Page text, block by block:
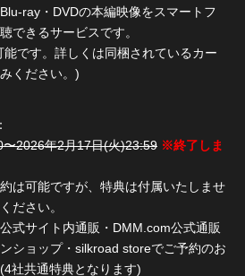
ray・DVDの本編映像をスマートフ
できるサービスです。
です。詳しくは同梱されているカー
ください。)
2026年2月17日(火)23:59 ※終了しま
は可能ですが、特典は付属いたしませ
ださい。
式サイト内通販・DMM.com公式通販
ショップ・silkroad storeでご予約のお
社共通特典となります)